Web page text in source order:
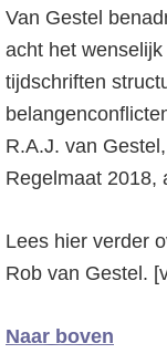
Van Gestel
acht het
tijdschriften
R.A.J. van
Regelmaat 2018,
Lees hier verder
Rob van Gestel.
Naar boven